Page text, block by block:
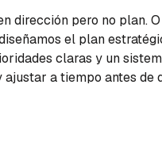
dirección pero no plan.
el plan
claras y un
a tiempo antes de